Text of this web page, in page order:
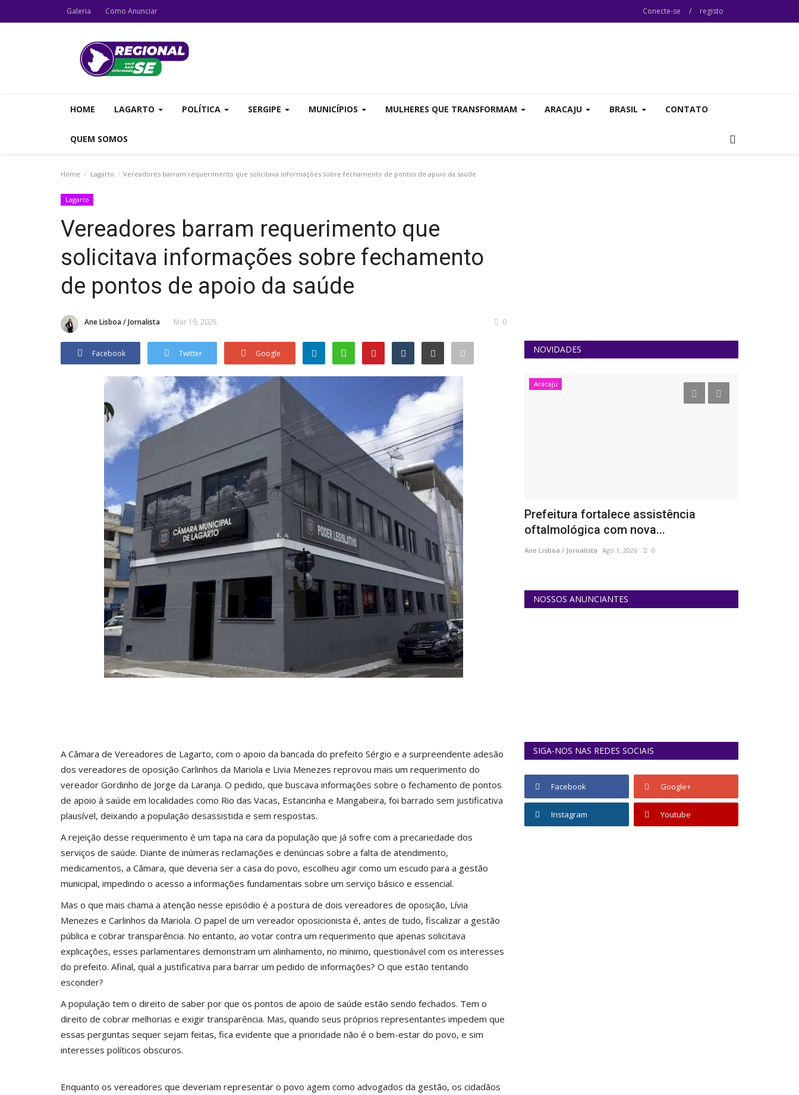
Galeria Como Anunciar Conecte-se / registo
HOME LAGARTO POLÍTICA SERGIPE MUNICÍPIOS MULHERES QUE TRANSFORMAM ARACAJU BRASIL CONTATO
QUEM SOMOS
Home Lagarto Vereadores barram requerimento que solicitava informações sobre fechamento de pontos de apoio da saúde
Lagarto
Vereadores barram requerimento que
solicitava informações sobre fechamento
de pontos de apoio da saúde
Ane Lisboa / Jornalista Mar 19, 2025 0
Facebook Twitter Google
A Câmara de Vereadores de Lagarto, com o apoio da bancada do prefeito Sérgio e a surpreendente adesão
dos vereadores de oposição Carlinhos da Mariola e Livia Menezes reprovou mais um requerimento do
vereador Gordinho de Jorge da Laranja. O pedido, que buscava informações sobre o fechamento de pontos
de apoio à saúde em localidades como Rio das Vacas, Estancinha e Mangabeira, foi barrado sem justificativa
plausível, deixando a população desassistida e sem respostas.
A rejeição desse requerimento é um tapa na cara da população que já sofre com a precariedade dos
serviços de saúde. Diante de inúmeras reclamações e denúncias sobre a falta de atendimento,
medicamentos, a Câmara, que deveria ser a casa do povo, escolheu agir como um escudo para a gestão
municipal, impedindo o acesso a informações fundamentais sobre um serviço básico e essencial.
Mas o que mais chama a atenção nesse episódio é a postura de dois vereadores de oposição, Lívia
Menezes e Carlinhos da Mariola. O papel de um vereador oposicionista é, antes de tudo, fiscalizar a gestão
pública e cobrar transparência. No entanto, ao votar contra um requerimento que apenas solicitava
explicações, esses parlamentares demonstram um alinhamento, no mínimo, questionável com os interesses
do prefeito. Afinal, qual a justificativa para barrar um pedido de informações? O que estão tentando
esconder?
A população tem o direito de saber por que os pontos de apoio de saúde estão sendo fechados. Tem o
direito de cobrar melhorias e exigir transparência. Mas, quando seus próprios representantes impedem que
essas perguntas sequer sejam feitas, fica evidente que a prioridade não é o bem-estar do povo, e sim
interesses políticos obscuros.
Enquanto os vereadores que deveriam representar o povo agem como advogados da gestão, os cidadãos
NOVIDADES
Política
No mês das mulheres, Simão Dias
amplia representatividade...
Ane Lisboa / Jornalista Mar 4, 2026 0
Deputado federal Thiago de Joaldo
deixa base governista...
Ane Lisboa / Jornalista Jun 5, 2025
Aracaju
Prefeitura fortalece assistência
oftalmológica com nova...
Ane Lisboa / Jornalista Ago 1, 2026 0
NOSSOS ANUNCIANTES
SIGA-NOS NAS REDES SOCIAIS
Facebook Google+
Instagram Youtube